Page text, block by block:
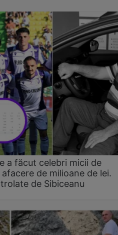
a făcut celebri micii de
de milioane de lei.
de Sibiceanu